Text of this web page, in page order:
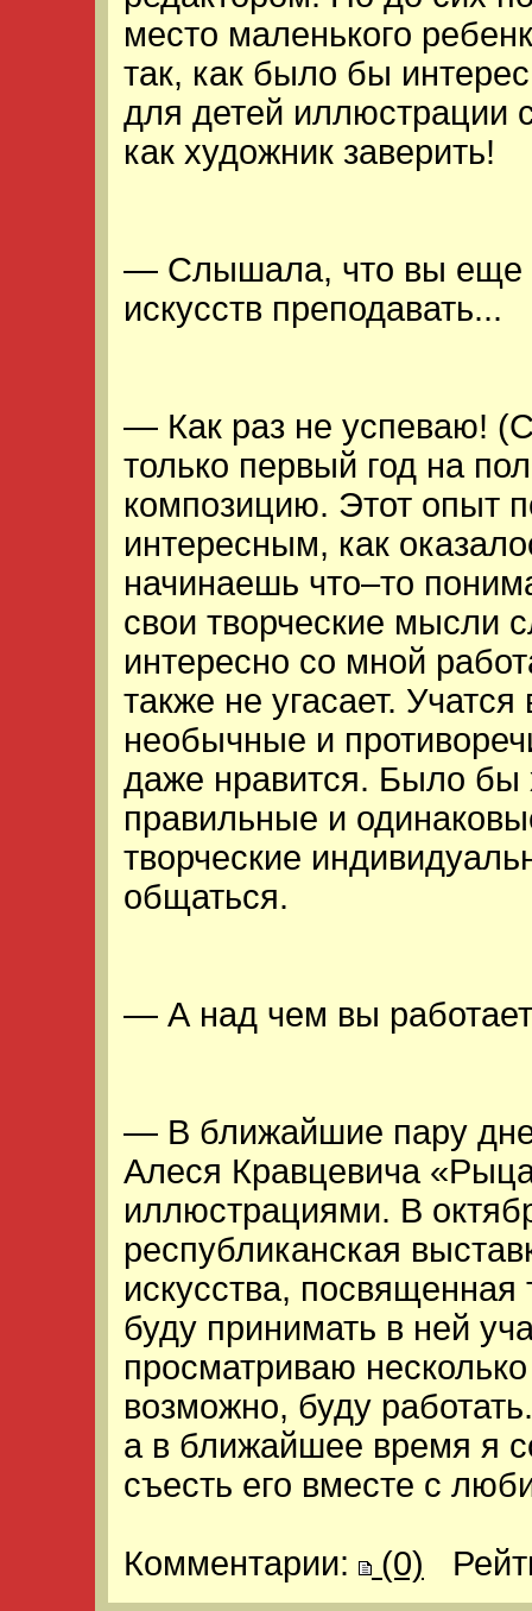
место маленького
так, как было бы
для детей иллюстрации
как художник заверить!
— Слышала, что вы еще
искусств преподавать...
— Как раз не успеваю!
только первый год на
композицию. Этот опыт
интересным, как
начинаешь что–то
свои творческие мысли
интересно со мной
также не угасает.
необычные и
даже нравится. Было
правильные и
творческие
общаться.
— А над чем вы
— В ближайшие пару
Алеся Кравцевича
иллюстрациями. В
республиканская
искусства,
буду принимать в ней
просматриваю
возможно, буду
а в ближайшее время я
съесть его вместе с
Комментарии: (0)